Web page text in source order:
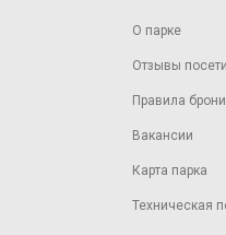
О парке
Отзывы
Правила
Вакансии
Карта парка
Техническая